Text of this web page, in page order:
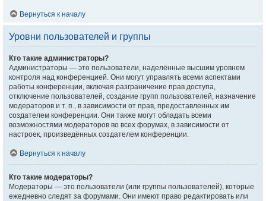
Вернуться к началу
Уровни пользователей и группы
Кто такие администраторы?
Администраторы — это пользователи, наделённые высшим уровнем
контроля над конференцией. Они могут управлять всеми аспектами
работы конференции, включая разграничение прав доступа,
отключение пользователей, создание групп пользователей, назначение
модераторов и т. п., в зависимости от прав, предоставленных им
создателем конференции. Они также могут обладать всеми
возможностями модераторов во всех форумах, в зависимости от
настроек, произведённых создателем конференции.
Вернуться к началу
Кто такие модераторы?
Модераторы — это пользователи (или группы пользователей), которые
ежедневно следят за форумами. Они имеют право редактировать или